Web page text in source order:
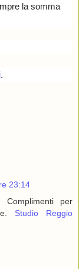
la somma
.
23:14
per
Studio Reggio